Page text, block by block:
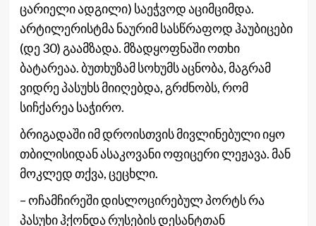
ცარიელი ადგილი) საეჭვოდ აციმციმდა.
არტილერისტმა ნაურიმ სასწრაფოდ ჰაუბიცები
(დე 30) გაამზადა. მზადყოფნაში ოთხი
ბატარეაა. ბუთხუზამ სოხუმს აცნობა, მაგრამ
ვიდრე პასუხს მიიღებდა, გრძნობს, რომ
სიჩქარეა საჭირო.
ბრიგადაში იმ დროისთვის მივლინებული იყო
თბილისიდან ასაკოვანი ოფიცერი ლეჟავა. მან
მოკლედ თქვა, ცეცხლი.
– ოჩამჩირეში დისლოცირებულ პორტს რა
პასუხი ჰქონდა რუსების დესანტთან